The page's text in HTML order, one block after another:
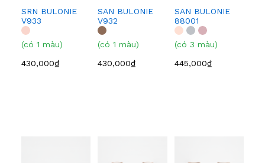
SRN BULONIE
V933
(có 1 màu)
430,000₫
SAN BULONIE
V932
(có 1 màu)
430,000₫
SAN BULONIE
88001
(có 3 màu)
445,000₫